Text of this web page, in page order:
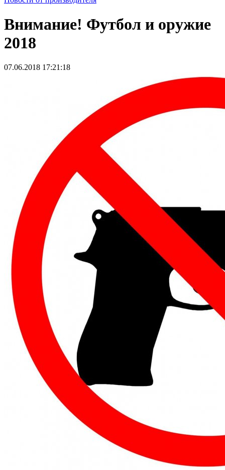
Внимание! Футбол и оружие
2018
07.06.2018 17:21:18